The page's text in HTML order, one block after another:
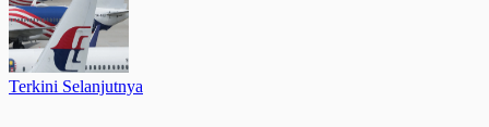
Terkini Selanjutnya